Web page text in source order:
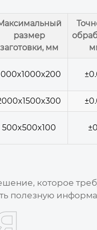
размер
заготовки, мм
500x500x100
которое
полезную